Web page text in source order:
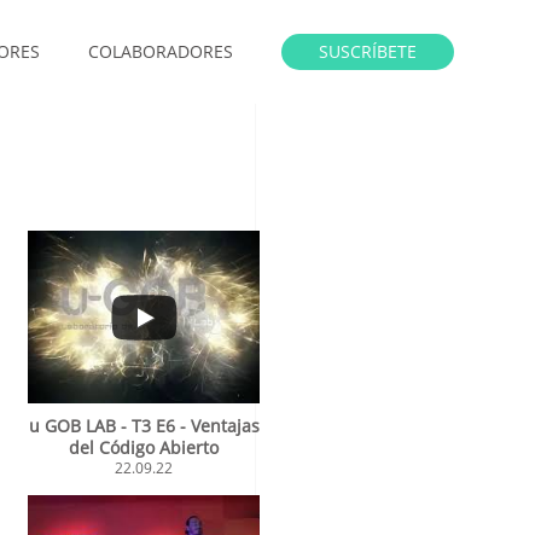
COLABORADORES SUSCRÍBETE
u GOB LAB - T3 E6 - Ventajas
del Código Abierto
22.09.22